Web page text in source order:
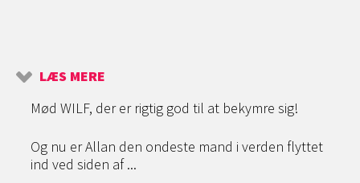
LÆS MERE
Mød WILF, der er rigtig god til at bekymre sig!
Og nu er Allan den ondeste mand i verden flyttet
ind ved siden af ...